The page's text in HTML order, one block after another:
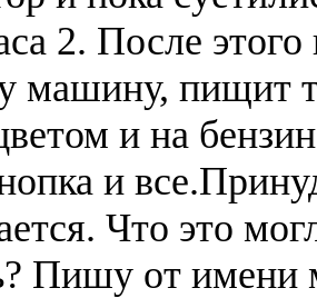
2. После этого
машину, пищит
и на
и
Что это
Пишу от имени